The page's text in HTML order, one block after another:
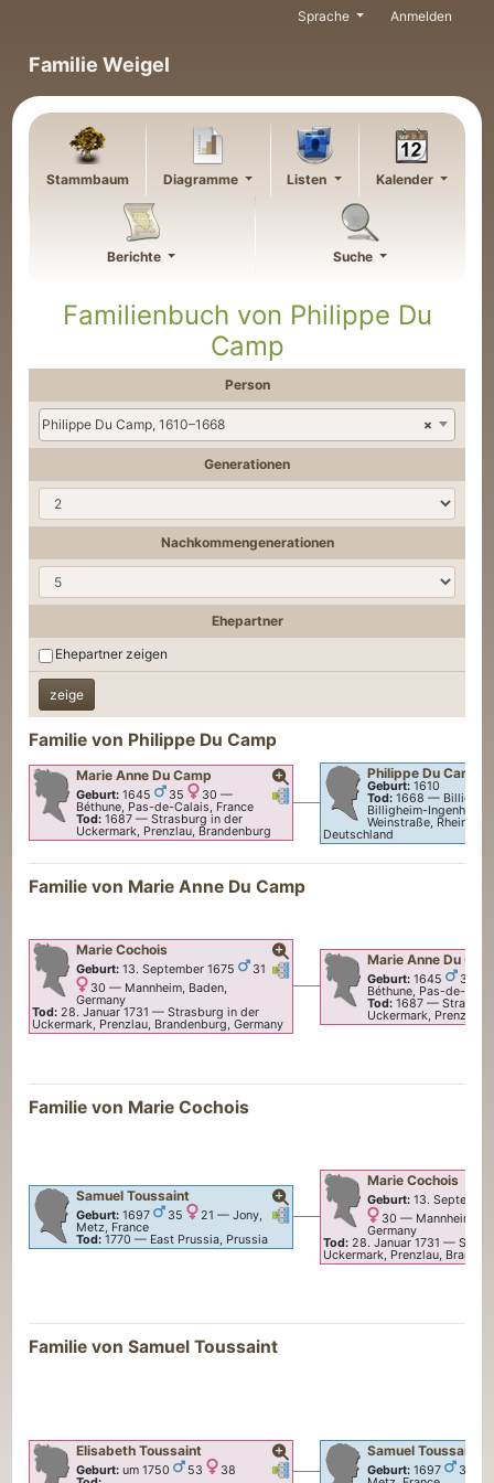
Familie Weigel
Sprache Anmelden
Stammbaum Diagramme Listen Kalender
Berichte Suche
Familienbuch von Philippe Du
Camp
Person
×
Philippe Du Camp, 1610–1668
Generationen
Nachkommengenerationen
Ehepartner
Ehepartner zeigen
Familie von Philippe Du Camp
Verknüpfungen
Verknüpfungen
Marie AnneDu Camp
Geburt: 1645 35 30 —
Béthune, Pas-de-Calais, France
Tod: 1687 —Strasburg in der
Uckermark, Prenzlau, Brandenburg
PhilippeDu Camp
Geburt: 1610
Tod: 1668 —
Billigheim-Ingenheim,
Weinstraße,
Deutschland
Familie von Marie Anne Du Camp
Verknüpfungen
Verknüpfungen
MarieCochois
Geburt: 13. September 1675
31
30 — Mannheim, Baden,
Germany
Tod: 28. Januar 1731 —Strasburg in der
Uckermark, Prenzlau, Brandenburg, Germany
Marie AnneDu
Geburt: 1645 35
Béthune, Pas-de-
Tod: 1687 —
Uckermark, Prenzlau,
Familie von MarieCochois
Verknüpfungen
Verknüpfungen
SamuelToussaint
Geburt: 1697 35 21 — Jony,
Metz, France
Tod: 1770 — East Prussia, Prussia
MarieCochois
Geburt: 13.
30 — Mannheim,
Germany
Tod: 28. Januar 1731 —
Uckermark, Prenzlau,
Familie vonSamuelToussaint
Verknüpfungen
Verknüpfungen
ElisabethToussaint
Geburt: um 1750 53
38
SamuelToussaint
Geburt: 1697 35